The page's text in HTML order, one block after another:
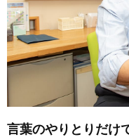
言葉のやりとりだけ